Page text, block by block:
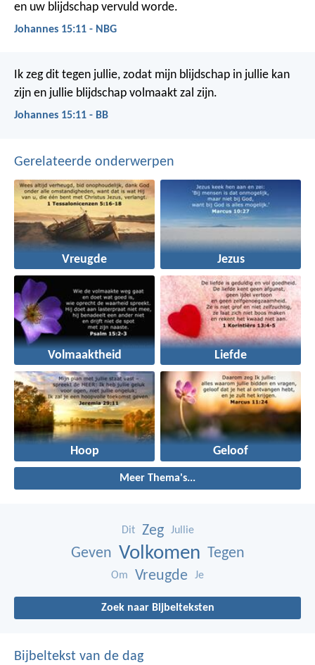
en uw blijdschap vervuld worde.
Johannes 15:11 - NBG
Ik zeg dit tegen jullie, zodat mijn blijdschap in jullie kan
zijn en jullie blijdschap volmaakt zal zijn.
Johannes 15:11 - BB
Gerelateerde onderwerpen
Vreugde Jezus
Volmaaktheid Liefde
Hoop Geloof
Meer Thema's...
Dit Zeg Jullie
Geven Volkomen Tegen
Om Vreugde Je
Zoek naar Bijbelteksten
Bijbeltekst van de dag